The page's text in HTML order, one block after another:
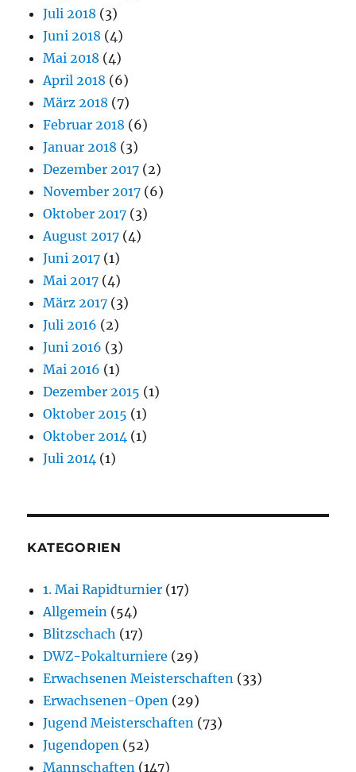
Juli 2018 (3)
Juni 2018 (4)
Mai 2018 (4)
April 2018 (6)
März 2018 (7)
Februar 2018 (6)
Januar 2018 (3)
Dezember 2017 (2)
November 2017 (6)
Oktober 2017 (3)
August 2017 (4)
Juni 2017 (1)
Mai 2017 (4)
März 2017 (3)
Juli 2016 (2)
Juni 2016 (3)
Mai 2016 (1)
Dezember 2015 (1)
Oktober 2015 (1)
Oktober 2014 (1)
Juli 2014 (1)
KATEGORIEN
1. Mai Rapidturnier (17)
Allgemein (54)
Blitzschach (17)
DWZ-Pokalturniere (29)
Erwachsenen Meisterschaften (33)
Erwachsenen-Open (29)
Jugend Meisterschaften (73)
Jugendopen (52)
Mannschaften (147)